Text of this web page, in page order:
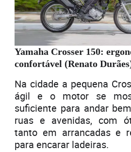
Yamaha Crosser 150:
confortável (Renato
Na cidade a pequena
ágil e o motor se
suficiente para andar
ruas e avenidas, com
tanto em arrancadas e
para encarar ladeiras.